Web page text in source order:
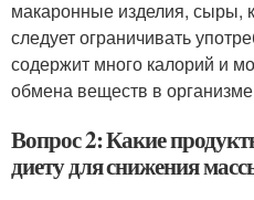
макаронные изделия, сыры,
следует ограничивать
содержит много калорий и
обмена веществ в
Вопрос 2: Какие
диету для снижения